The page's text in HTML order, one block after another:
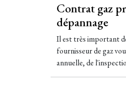
Contrat gaz
dépannage
Il est très important
fournisseur de gaz
annuelle, de